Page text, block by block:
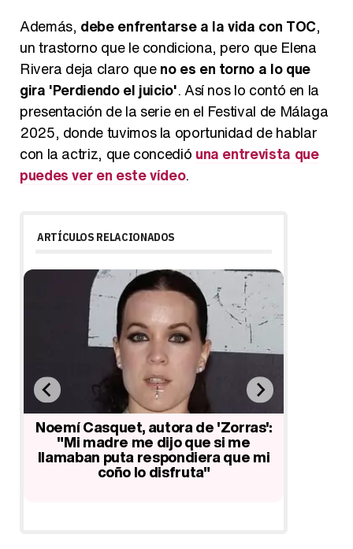
Además, debe enfrentarse a la vida con TOC,
un trastorno que le condiciona, pero que Elena
Rivera deja claro queno es en torno a lo que
gira 'Perdiendo el juicio'. Así nos lo contó en la
presentación de la serie en el Festival de Málaga
2025, donde tuvimos la oportunidad de hablar
con la actriz, que concedió una entrevista que
puedes ver en este vídeo.
ARTÍCULOS RELACIONADOS
Noemí Casquet, autora de 'Zorras':
"Mi madre me dijo que si me
llamaban puta respondiera que mi
coño lo disfruta"